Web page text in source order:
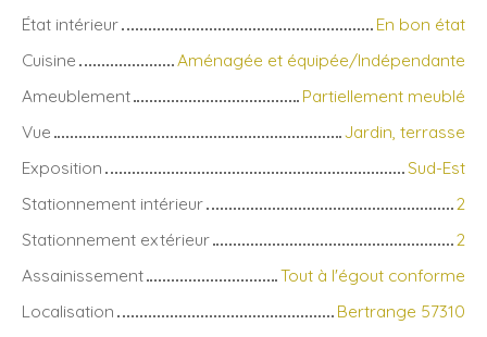
État intérieur
En bon état
Cuisine
Aménagée et équipée/Indépendante
Ameublement
Partiellement meublé
Vue
Jardin, terrasse
Exposition
Sud-Est
Stationnement intérieur
2
Stationnement extérieur
2
Assainissement
Tout à l'égout conforme
Localisation
Bertrange 57310